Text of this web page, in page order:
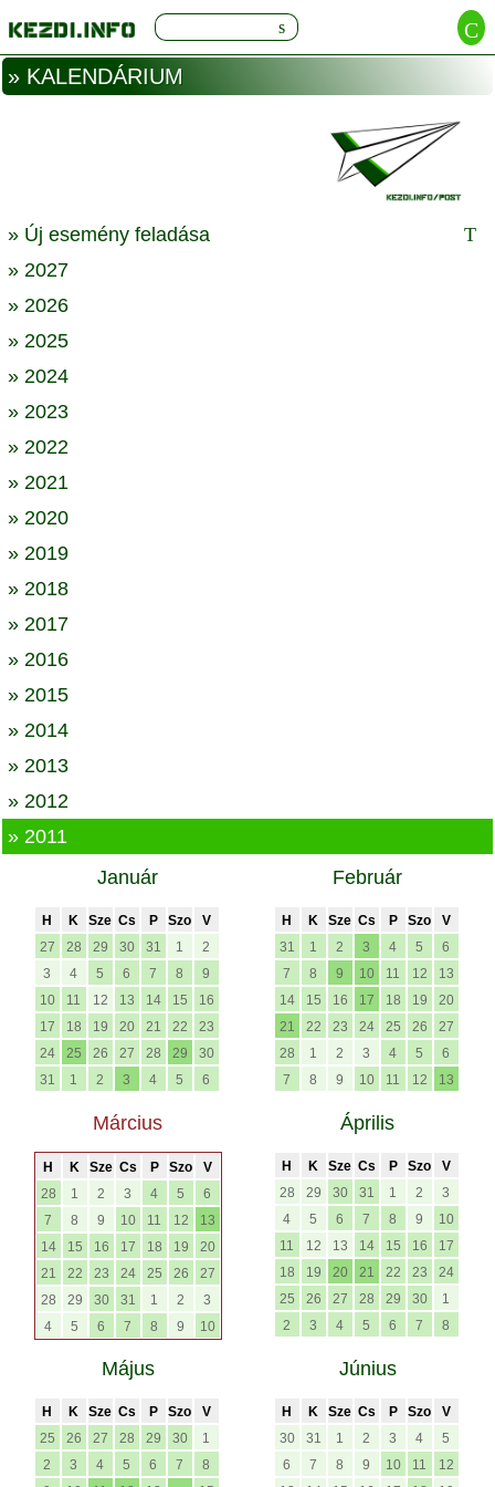
» KALENDÁRIUM
» Új esemény feladása
» 2027
» 2026
» 2025
» 2024
» 2023
» 2022
» 2021
» 2020
» 2019
» 2018
» 2017
» 2016
» 2015
» 2014
» 2013
» 2012
» 2011
Január
H K Sze Cs P Szo
V
27
28 29 30 31 1
2
3
4 5 6 7 8
9
10
11 12 13 14 15
16
17
18 19 20 21 22
23
24
25 26 27 28 29
30
31
1 2 3 4 5 6
Február
H K Sze Cs P Szo
V
31
1 2 3 4 5
6
7
8 9 10 11 12
13
14
15 16 17 18 19
20
21
22 23 24 25 26
27
28
1 2 3 4 5
6
7
8 9 10 11 12 13
Március
H K Sze Cs P Szo
V
28
1 2 3 4 5
6
7
8 9 10 11 12
13
14
15 16 17 18 19
20
21
22 23 24 25 26
27
28
29 30 31 1 2
3
4
5 6 7 8 9 10
Április
H K Sze Cs P Szo
V
28
29 30 31 1 2
3
4
5 6 7 8 9
10
11
12 13 14 15 16
17
18
19 20 21 22 23
24
25
26 27 28 29 30
1
2
3 4 5 6 7 8
Május
H K Sze Cs P Szo
V
25
26 27 28 29 30
1
2
3 4 5 6 7
8
Június
H K Sze Cs P Szo
V
30
31 1 2 3 4
5
6
7 8 9 10 11
12